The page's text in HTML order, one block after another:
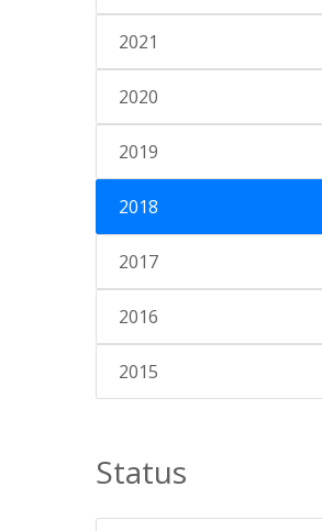
2021
2020
2019
2018
2017
2016
2015
Status